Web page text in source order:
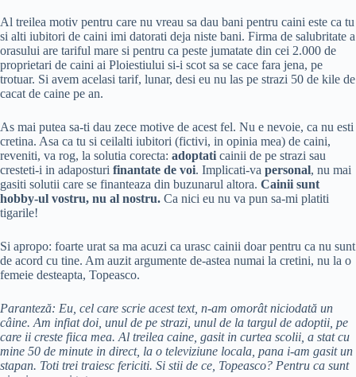
Al treilea motiv pentru care nu vreau sa dau bani pentru caini este ca tu
si alti iubitori de caini imi datorati deja niste bani. Firma de salubritate a
orasului are tariful mare si pentru ca peste jumatate din cei 2.000 de
proprietari de caini ai Ploiestiului si-i scot sa se cace fara jena, pe
trotuar. Si avem acelasi tarif, lunar, desi eu nu las pe strazi 50 de kile de
cacat de caine pe an.
As mai putea sa-ti dau zece motive de acest fel. Nu e nevoie, ca nu esti
cretina. Asa ca tu si ceilalti iubitori (fictivi, in opinia mea) de caini,
reveniti, va rog, la solutia corecta: adoptati cainii de pe strazi sau
cresteti-i in adaposturi finantate de voi. Implicati-va personal, nu mai
gasiti solutii care se finanteaza din buzunarul altora. Cainii sunt
hobby-ul vostru, nu al nostru. Ca nici eu nu va pun sa-mi platiti
tigarile!
Si apropo: foarte urat sa ma acuzi ca urasc cainii doar pentru ca nu sunt
de acord cu tine. Am auzit argumente de-astea numai la cretini, nu la o
femeie desteapta, Topeasco.
Paranteză: Eu, cel care scrie acest text, n-am omorât niciodată un
câine. Am infiat doi, unul de pe strazi, unul de la targul de adoptii, pe
care ii creste fiica mea. Al treilea caine, gasit in curtea scolii, a stat cu
mine 50 de minute in direct, la o televiziune locala, pana i-am gasit un
stapan. Toti trei traiesc fericiti. Si stii de ce, Topeasco? Pentru ca sunt